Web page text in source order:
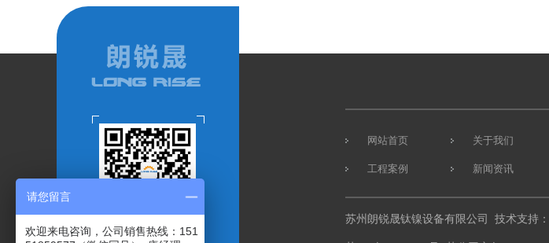
网站首页 关于我们
工程案例 新闻资讯
苏州朗锐晟钛镍设备有限公司 技术支持：
请您留言
欢迎来电咨询，公司销售热线：151